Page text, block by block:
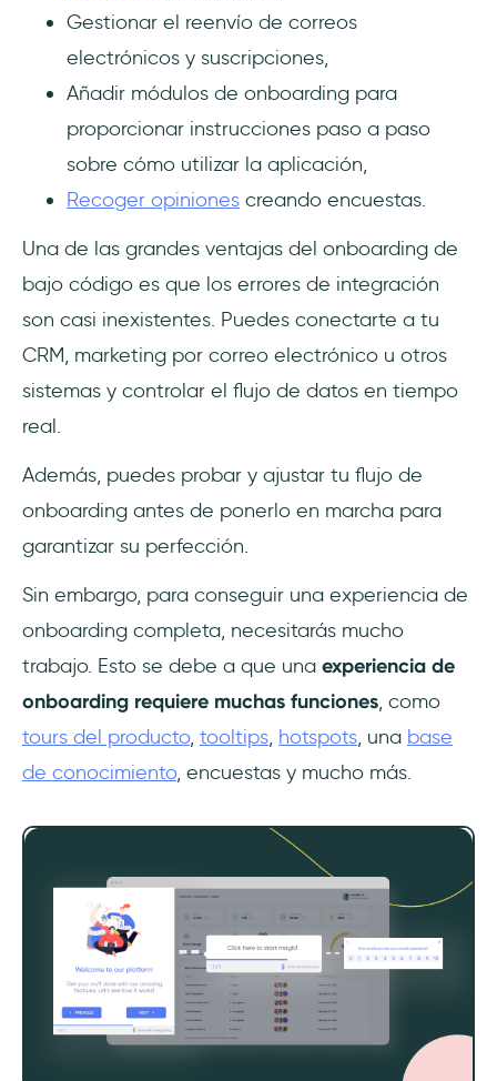
Gestionar el reenvío de correos
electrónicos y suscripciones,
Añadir módulos de onboarding para
proporcionar instrucciones paso a paso
sobre cómo utilizar la aplicación,
Recoger opiniones creando encuestas.
Una de las grandes ventajas del onboarding de
bajo código es que los errores de integración
son casi inexistentes. Puedes conectarte a tu
CRM, marketing por correo electrónico u otros
sistemas y controlar el flujo de datos en tiempo
real.
Además, puedes probar y ajustar tu flujo de
onboarding antes de ponerlo en marcha para
garantizar su perfección.
Sin embargo, para conseguir una experiencia de
onboarding completa, necesitarás mucho
trabajo. Esto se debe a que una experiencia de
onboarding requiere muchas funciones, como
tours del producto, tooltips, hotspots, una base
de conocimiento, encuestas y mucho más.